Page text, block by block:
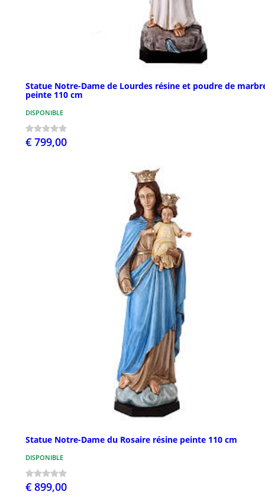
Statue Notre-Dame de Lourdes résine et poudre de
peinte 110 cm
DISPONIBLE
€ 799,00
Statue Notre-Dame du Rosaire résine peinte 110 cm
DISPONIBLE
€ 899,00